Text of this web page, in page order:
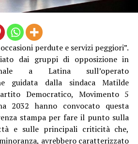
perdute e servizi peggiori”.
dai gruppi di opposizione in
a Latina sull’operato
guidata dalla sindaca Matilde
Democratico, Movimento 5
2032 hanno convocato questa
stampa per fare il punto sulla
e sulle principali criticità che,
avrebbero caratterizzato